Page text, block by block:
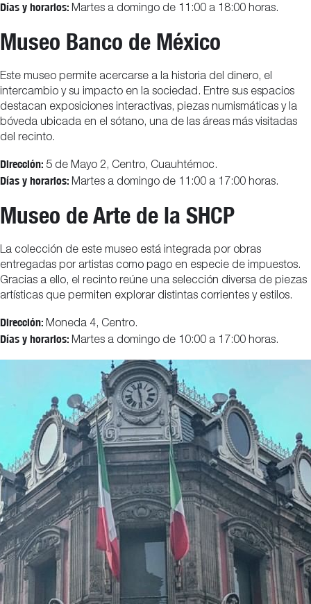
Días y horarios: Martes a domingo de 11:00 a 18:00 horas.
Museo Banco de México
Este museo permite acercarse a la historia del dinero, el
intercambio y su impacto en la sociedad. Entre sus espacios
destacan exposiciones interactivas, piezas numismáticas y la
bóveda ubicada en el sótano, una de las áreas más visitadas
del recinto.
Dirección: 5 de Mayo 2, Centro, Cuauhtémoc.
Días y horarios: Martes a domingo de 11:00 a 17:00 horas.
Museo de Arte de la SHCP
La colección de este museo está integrada por obras
entregadas por artistas como pago en especie de impuestos.
Gracias a ello, el recinto reúne una selección diversa de piezas
artísticas que permiten explorar distintas corrientes y estilos.
Dirección: Moneda 4, Centro.
Días y horarios: Martes a domingo de 10:00 a 17:00 horas.